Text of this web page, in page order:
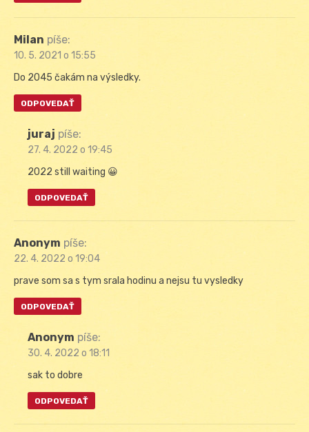
Milan píše:
10. 5. 2021 o 15:55
Do 2045 čakám na výsledky.
ODPOVEDAŤ
juraj píše:
27. 4. 2022 o 19:45
2022 still waiting 😀
ODPOVEDAŤ
Anonym píše:
22. 4. 2022 o 19:04
prave som sa s tym srala hodinu a nejsu tu vysledky
ODPOVEDAŤ
Anonym píše:
30. 4. 2022 o 18:11
sak to dobre
ODPOVEDAŤ